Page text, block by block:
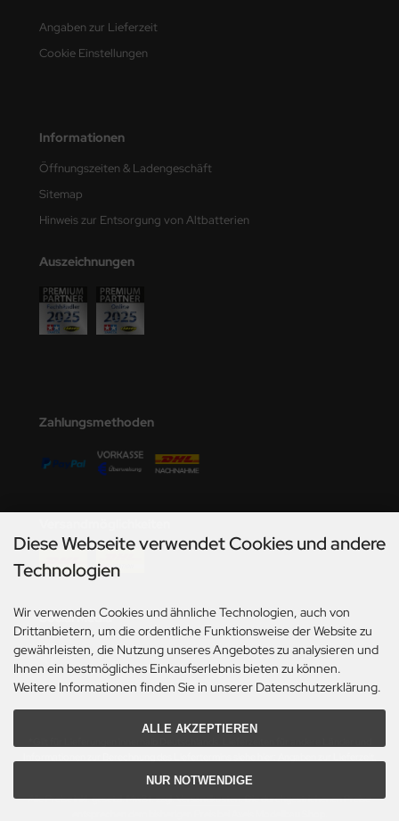
Angaben zur Lieferzeit
Cookie Einstellungen
Informationen
Öffnungszeiten & Ladengeschäft
Sitemap
Hinweis zur Entsorgung von Altbatterien
Auszeichnungen
Zahlungsmethoden
Social Media
Alle Preise inkl. gesetzl. MwSt. zzgl.Versandkosten. Die durchgestrichenen Preise
Diese Webseite verwendet Cookies und andere
Technologien
Wir verwenden Cookies und ähnliche Technologien, auch von
Drittanbietern, um die ordentliche Funktionsweise der Website zu
gewährleisten, die Nutzung unseres Angebotes zu analysieren und
Ihnen ein bestmögliches Einkaufserlebnis bieten zu können.
Weitere Informationen finden Sie in unserer Datenschutzerklärung.
ALLE AKZEPTIEREN
NUR NOTWENDIGE
Field Model
Decals
Model
Models